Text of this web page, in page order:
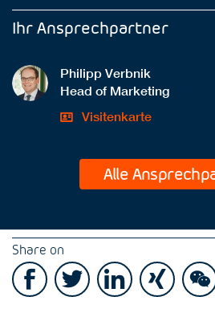
Ihr Ansprechpartner
Philipp Verbnik
Head of Marketing
Visitenkarte
Alle
Share on